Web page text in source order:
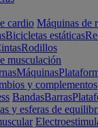
cardio Máquinas de
Bicicletas estáticas
Rodillos
musculación
Máquinas
y complementos
BandasBarras
y esferas de